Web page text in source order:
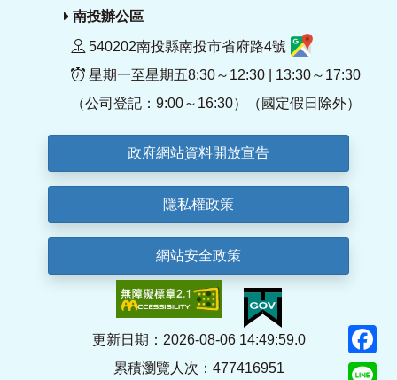
南投辦公區
540202南投縣南投市省府路4號
星期一至星期五8:30～12:30 | 13:30～17:30
（公司登記：9:00～16:30）（國定假日除外）
政府網站資料開放宣告
隱私權政策
網站安全政策
更新日期：2026-08-06 14:49:59.0
累積瀏覽人次：477416951